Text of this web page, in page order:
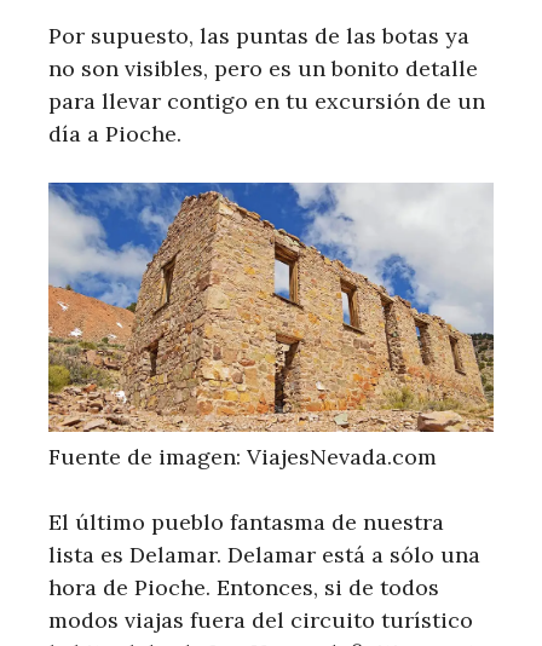
Por supuesto, las puntas de las botas ya
no son visibles, pero es un bonito detalle
para llevar contigo en tu excursión de un
día a Pioche.
Fuente de imagen: ViajesNevada.com
El último pueblo fantasma de nuestra
lista es Delamar. Delamar está a sólo una
hora de Pioche. Entonces, si de todos
modos viajas fuera del circuito turístico